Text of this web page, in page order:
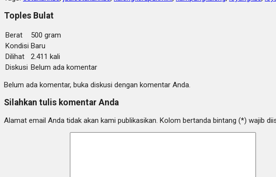
Toples Bulat
Berat
500 gram
Kondisi Baru
Dilihat
2.411 kali
Diskusi Belum ada komentar
Belum ada komentar, buka diskusi dengan komentar Anda.
Silahkan tulis komentar Anda
Alamat email Anda tidak akan kami publikasikan. Kolom bertanda bintang (*) wajib